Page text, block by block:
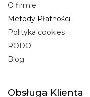
O firmie
Metody Płatności
Polityka cookies
RODO
Blog
Obsługa Klienta